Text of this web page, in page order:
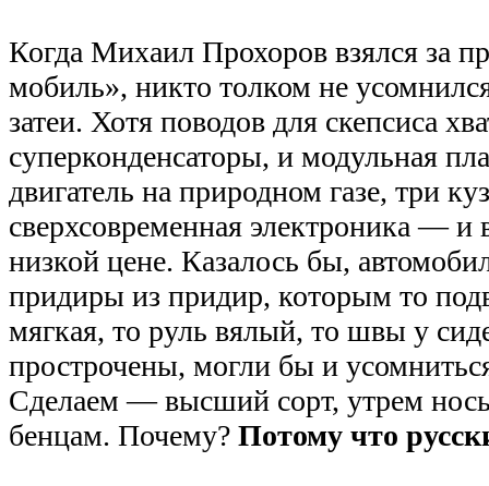
Когда Михаил Прохоров взялся за
мобиль», никто толком не
затеи. Хотя поводов для скепсиса
суперконденсаторы, и модульная
двигатель на природном газе, три
сверхсовременная электроника — и
низкой цене. Казалось бы,
придиры из придир, которым то
мягкая, то руль вялый, то швы у
прострочены, могли бы и
Сделаем — высший сорт, утрем
бенцам. Почему? Потому что